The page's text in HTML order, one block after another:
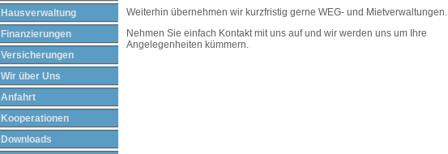
Hausverwaltung
Finanzierungen
Versicherungen
Wir über Uns
Anfahrt
Kooperationen
Downloads
Weiterhin übernehmen wir kurzfristig gerne WEG- und Mietverwaltungen.
Nehmen Sie einfach Kontakt mit uns auf und wir werden uns um Ihre
Angelegenheiten kümmern.